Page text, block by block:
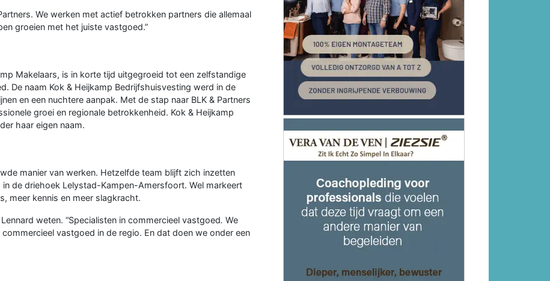
We werken met actief betrokken partners die allemaal
groeien met het juiste vastgoed.”
Makelaars, is in korte tijd uitgegroeid tot een zelfstandige
De naam Kok & Heijkamp Bedrijfshuisvesting werd in de
en een nuchtere aanpak. Met de stap naar BLK & Partners
groei en regionale betrokkenheid. Kok & Heijkamp
haar eigen naam.
manier van werken. Hetzelfde team blijft zich inzetten
de driehoek Lelystad-Kampen-Amersfoort. Wel markeert
meer kennis en meer slagkracht.
weten. “Specialisten in commercieel vastgoed. We
vastgoed in de regio. En dat doen we onder een